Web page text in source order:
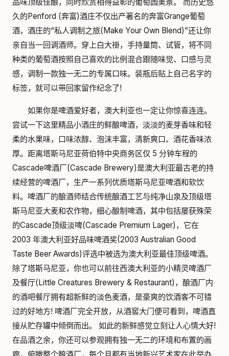
久的Penford (奔富)酒庄不仅出产著名的奔富Grange葡萄
酒，酒庄的“私人调制之旅(Make Your Own Blend)”还让你
亲自当一回调酒师。穿上白大褂，手持量筒、试管，将不同
种类的葡萄酒按照自己喜欢的比例混合跟随味觉、口感与灵
感，调制一款独一无二的专属口味。装瓶后贴上自己名字的
标签，就可以带回家留作纪念了!
如果你是啤酒爱好者，澳大利亚也一定让你惊喜连连。
尝试一下这里精品小酒庄的鲜酿啤酒，淡淡的麦芽香味和轻
柔的水果味，口味浓醇、泡沫丰富，清新爽口、酒花香味浓
厚。距离塔斯马尼亚荷伯特中央商务区仅 5 分钟车程的
Cascade啤酒厂(Cascade Brewery)是澳大利亚最古老的持
续经营的啤酒厂，生产一系列优质塔斯马尼亚啤酒和软饮
料。啤酒厂的酿酒师结合传统酿酒工艺与纯净山泉及顶级塔
斯马尼亚大麦和农作物，细心酿制啤酒，其中包括屡获殊荣
的Cascade顶级淡啤(Cascade Premium Lager)，它在
2003 年澳大利亚好品味啤酒奖(2003 Australian Good
Taste Beer Awards)评选中被选为澳大利亚最佳顶级啤酒。
除了塔斯马尼亚，你也可以前往西澳大利亚的小精灵啤酒厂
及餐厅(Little Creatures Brewery & Restaurant)，酿酒厂内
的酒吧餐厅拥有超新鲜的淡色麦酒，是豪爽的饮酒客不可错
过的好地方! 啤酒厂完全开放，从酒窖大门便可看到，啤酒直
接从贮存罐中倾倒而出。 如此的新鲜感觉立刻让人心情大好!
在品酒之余，你还可以参观拥有独一无二的环境和布置的画